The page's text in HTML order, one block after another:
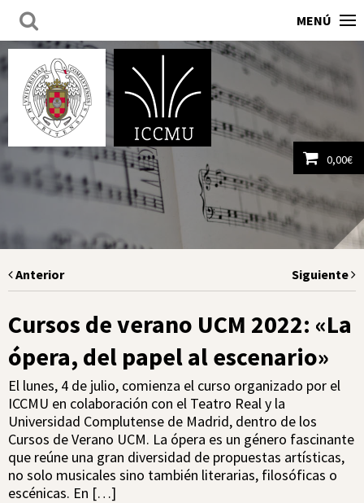
MENÚ
0,00€
Ver carrito
Anterior Siguiente
Cursos de verano UCM 2022: «La
ópera, del papel al escenario»
El lunes, 4 de julio, comienza el curso organizado por el
ICCMU en colaboración con el Teatro Real y la
Universidad Complutense de Madrid, dentro de los
Cursos de Verano UCM. La ópera es un género fascinante
que reúne una gran diversidad de propuestas artísticas,
no solo musicales sino también literarias, filosóficas o
escénicas. En […]